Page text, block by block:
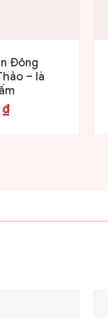
Đông
– là
₫